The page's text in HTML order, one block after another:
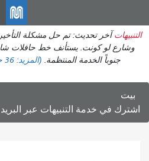
انتقل
إلى
التنبيهات آخر تحديث: تم حل مشكلة
وشارع لو كونت. يستأنف خط حافلات
جنوباً الخدمة المنتظمة. (المزيد: 36 حالة
بيت
اشترك في خدمة التنبيهات عبر البريد